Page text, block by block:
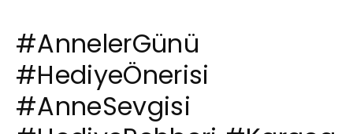
#AnnelerGünü
#HediyeÖnerisi
#AnneSevgisi